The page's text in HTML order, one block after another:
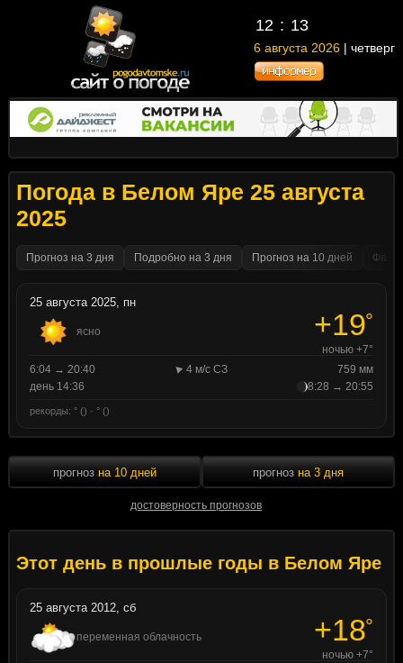
12 13
6 августа 2026 | четверг
Погода в Белом Яре 25 августа
2025
Прогноз на 3 дня Подробно на 3 дня Прогноз на 10 дней
25 августа 2025, пн
ясно +19°
ночью +7°
6:04 → 20:40
4 м/с СЗ
759 мм
день 14:36
8:28 → 20:55
рекорды: ° () · ° ()
прогноз на 10 дней
достоверность прогнозов
прогноз на 3 дня
Этот день в прошлые годы в Белом Яре
25 августа 2012, сб
переменная облачность +18°
ночью +7°